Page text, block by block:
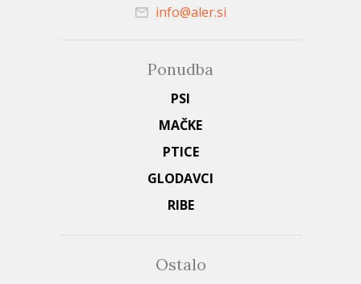
info@aler.si
Ponudba
PSI
MAČKE
PTICE
GLODAVCI
RIBE
Ostalo